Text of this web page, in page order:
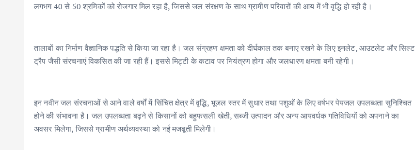
लगभग 40 से 50 श्रमिकों को रोजगार मिल रहा है, जिससे जल संरक्षण के साथ ग्रामीण परिवारों की आय में भी वृद्धि हो रही है।
तालाबों का निर्माण वैज्ञानिक पद्धति से किया जा रहा है। जल संग्रहण क्षमता को दीर्घकाल तक बनाए रखने के लिए इनलेट, आउटलेट और सिल्ट
ट्रैप जैसी संरचनाएं विकसित की जा रही हैं। इससे मिट्टी के कटाव पर नियंत्रण होगा और जलधारण क्षमता बनी रहेगी।
इन नवीन जल संरचनाओं से आने वाले वर्षों में सिंचित क्षेत्र में वृद्धि, भूजल स्तर में सुधार तथा पशुओं के लिए वर्षभर पेयजल उपलब्धता सुनिश्चित
होने की संभावना है। जल उपलब्धता बढ़ने से किसानों को बहुफसली खेती, सब्जी उत्पादन और अन्य आयवर्धक गतिविधियों को अपनाने का
अवसर मिलेगा, जिससे ग्रामीण अर्थव्यवस्था को नई मजबूती मिलेगी।